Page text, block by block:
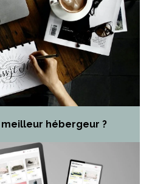
hébergeur ?